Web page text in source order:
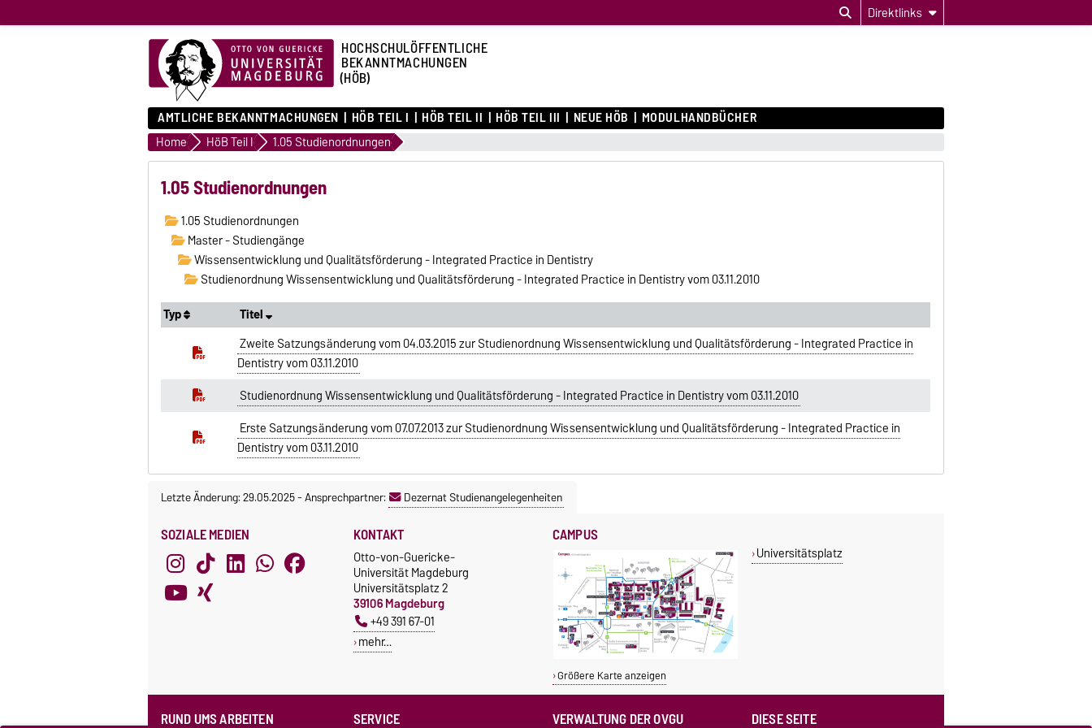
Direktlinks
HOCHSCHULÖFFENTLICHE
BEKANNTMACHUNGEN
(HÖB)
AMTLICHE BEKANNTMACHUNGEN HÖB TEIL I HÖB TEIL II HÖB TEIL III NEUE HÖB MODULHANDBÜCHER
Home HöB Teil I 1.05 Studienordnungen
1.05 Studienordnungen
1.05 Studienordnungen
Master - Studiengänge
Wissensentwicklung und Qualitätsförderung - Integrated Practice in Dentistry
Studienordnung Wissensentwicklung und Qualitätsförderung - Integrated Practice in Dentistry vom 03.11.2010
Typ
Titel
Zweite Satzungsänderung vom 04.03.2015 zur Studienordnung Wissensentwicklung und Qualitätsförderung - Integrated Practice in
Dentistry vom 03.11.2010
Studienordnung Wissensentwicklung und Qualitätsförderung - Integrated Practice in Dentistry vom 03.11.2010
Erste Satzungsänderung vom 07.07.2013 zur Studienordnung Wissensentwicklung und Qualitätsförderung - Integrated Practice in
Dentistry vom 03.11.2010
Letzte Änderung: 29.05.2025-Ansprechpartner: Dezernat Studienangelegenheiten
SOZIALE MEDIEN KONTAKT
Otto-von-Guericke-
Universität Magdeburg
Universitätsplatz 2
39106 Magdeburg
+49 391 67-01
mehr…
CAMPUS
Größere Karte anzeigen
Universitätsplatz
RUND UMS ARBEITEN SERVICE VERWALTUNG DER OVGU DIESE SEITE